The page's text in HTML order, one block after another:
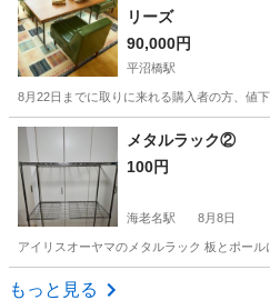
リーズ
90,000円
平沼橋駅
8月22日までに取りに来れる購入者の方、値
神奈川 横浜市 平沼橋駅 ソファ
メタルラック②
100円
海老名駅 8月8日
アイリスオーヤマのメタルラック 板とポー
神奈川 海老名市
もっと見る